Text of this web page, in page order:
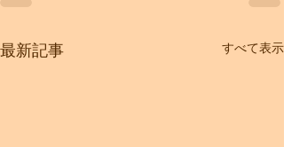
最新記事 すべて表示